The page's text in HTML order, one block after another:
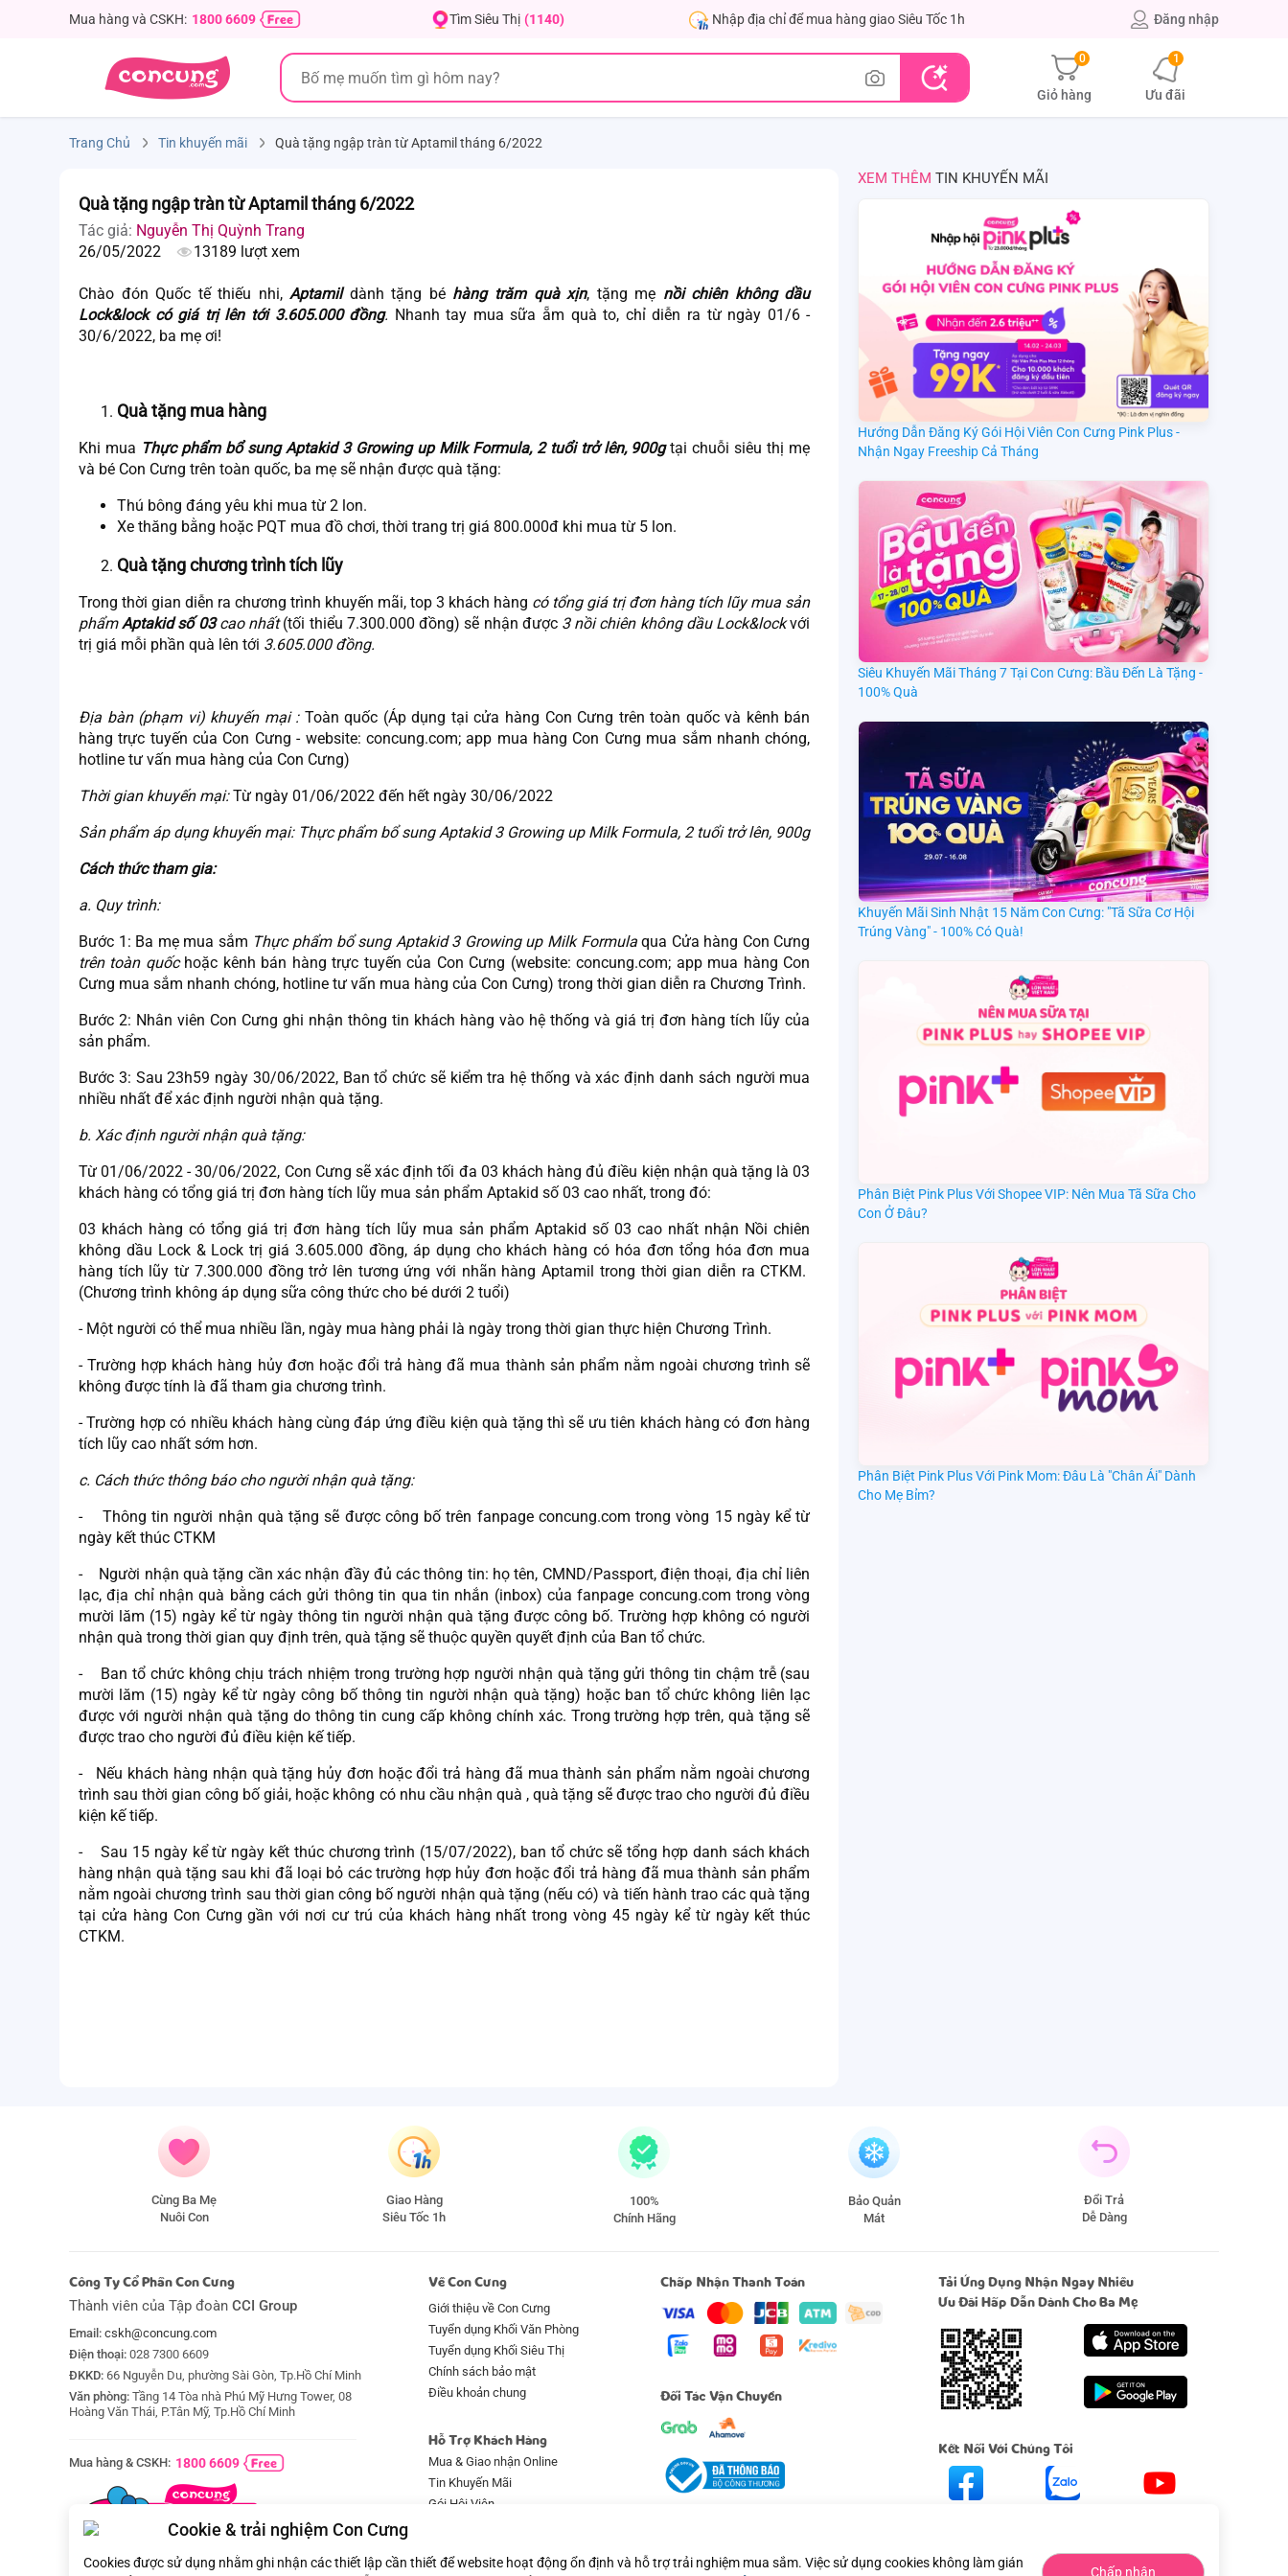
Mua hàng và CSKH: 1800 6609 Tìm Siêu Thị (1140) Nhập địa chỉ để mua hàng giao Siêu Tốc 1h Đăng nhập
0
Giỏ hàng
1
Ưu đãi
Trang Chủ Tin khuyến mãi Quà tặng ngập tràn từ Aptamil tháng 6/2022
Quà tặng ngập tràn từ Aptamil tháng 6/2022
Tác giả: Nguyễn Thị Quỳnh Trang
26/05/2022
13189 lượt xem
Chào đón Quốc tế thiếu nhi,Aptamildành tặng bé hàng trăm quà xịn, tặng mẹ nồi chiên không dầu
Lock&lock có giá trị lên tới 3.605.000 đồng. Nhanh tay mua sữa ẵm quà to, chỉ diễn ra từ ngày 01/6 -
30/6/2022, ba mẹ ơi!
Quà tặng mua hàng
Khi mua Thực phẩm bổ sung Aptakid 3 Growing up Milk Formula, 2 tuổi trở lên, 900gtại chuỗi siêu thị mẹ
và bé Con Cưng trên toàn quốc, ba mẹ sẽ nhận được quà tặng:
Thú bông đáng yêu khi mua từ 2 lon.
Xe thăng bằng hoặc PQT mua đồ chơi, thời trang trị giá 800.000đ khi mua từ 5 lon.
Quà tặng chương trình tích lũy
Trong thời gian diễn ra chương trình khuyến mãi, top 3 khách hàng có tổng giá trị đơn hàng tích lũy mua sản
phẩmAptakid số 03cao nhất(tối thiểu 7.300.000 đồng) sẽ nhận được 3 nồi chiên không dầu Lock&lockvới
trị giá mỗi phần quà lên tới 3.605.000 đồng.
Địa bàn (phạm vi) khuyến mại :Toàn quốc (Áp dụng tại cửa hàng Con Cưng trên toàn quốc và kênh bán
hàng trực tuyến của Con Cưng - website: concung.com; app mua hàng Con Cưng mua sắm nhanh chóng,
hotline tư vấn mua hàng của Con Cưng)
Thời gian khuyến mại:Từ ngày 01/06/2022 đến hết ngày 30/06/2022
Sản phẩm áp dụng khuyến mại: Thực phẩm bổ sung Aptakid 3 Growing up Milk Formula, 2 tuổi trở lên, 900g
Cách thức tham gia:
a. Quy trình:
Bước 1: Ba mẹ mua sắm Thực phẩm bổ sung Aptakid 3 Growing up Milk Formulaqua Cửa hàng Con Cưng
trên toàn quốchoặc kênh bán hàng trực tuyến của Con Cưng (website: concung.com; app mua hàng Con
Cưng mua sắm nhanh chóng, hotline tư vấn mua hàng của Con Cưng) trong thời gian diễn ra Chương Trình.
Bước 2: Nhân viên Con Cưng ghi nhận thông tin khách hàng vào hệ thống và giá trị đơn hàng tích lũy của
sản phẩm.
Bước 3: Sau 23h59 ngày 30/06/2022, Ban tổ chức sẽ kiểm tra hệ thống và xác định danh sách người mua
nhiều nhất để xác định người nhận quà tặng.
b. Xác định người nhận quà tặng:
Từ 01/06/2022 - 30/06/2022, Con Cưng sẽ xác định tối đa 03 khách hàng đủ điều kiện nhận quà tặng là 03
khách hàng có tổng giá trị đơn hàng tích lũy mua sản phẩm Aptakid số 03 cao nhất, trong đó:
03 khách hàng có tổng giá trị đơn hàng tích lũy mua sản phẩm Aptakid số 03 cao nhất nhận Nồi chiên
không dầu Lock & Lock trị giá 3.605.000 đồng, áp dụng cho khách hàng có hóa đơn tổng hóa đơn mua
hàng tích lũy từ 7.300.000 đồng trở lên tương ứng với nhãn hàng Aptamil trong thời gian diễn ra CTKM.
(Chương trình không áp dụng sữa công thức cho bé dưới 2 tuổi)
- Một người có thể mua nhiều lần, ngày mua hàng phải là ngày trong thời gian thực hiện Chương Trình.
- Trường hợp khách hàng hủy đơn hoặc đổi trả hàng đã mua thành sản phẩm nằm ngoài chương trình sẽ
không được tính là đã tham gia chương trình.
- Trường hợp có nhiều khách hàng cùng đáp ứng điều kiện quà tặng thì sẽ ưu tiên khách hàng có đơn hàng
tích lũy cao nhất sớm hơn.
c. Cách thức thông báo cho người nhận quà tặng:
- Thông tin người nhận quà tặng sẽ được công bố trên fanpage concung.com trong vòng 15 ngày kể từ
ngày kết thúc CTKM
- Người nhận quà tặng cần xác nhận đầy đủ các thông tin: họ tên, CMND/Passport, điện thoại, địa chỉ liên
lạc, địa chỉ nhận quà bằng cách gửi thông tin qua tin nhắn (inbox) của fanpage concung.com trong vòng
mười lăm (15) ngày kể từ ngày thông tin người nhận quà tặng được công bố. Trường hợp không có người
nhận quà trong thời gian quy định trên, quà tặng sẽ thuộc quyền quyết định của Ban tổ chức.
- Ban tổ chức không chịu trách nhiệm trong trường hợp người nhận quà tặng gửi thông tin chậm trễ (sau
mười lăm (15) ngày kể từ ngày công bố thông tin người nhận quà tặng) hoặc ban tổ chức không liên lạc
được với người nhận quà tặng do thông tin cung cấp không chính xác. Trong trường hợp trên, quà tặng sẽ
được trao cho người đủ điều kiện kế tiếp.
- Nếu khách hàng nhận quà tặng hủy đơn hoặc đổi trả hàng đã mua thành sản phẩm nằm ngoài chương
trình sau thời gian công bố giải, hoặc không có nhu cầu nhận quà , quà tặng sẽ được trao cho người đủ điều
kiện kế tiếp.
- Sau 15 ngày kể từ ngày kết thúc chương trình (15/07/2022), ban tổ chức sẽ tổng hợp danh sách khách
hàng nhận quà tặng sau khi đã loại bỏ các trường hợp hủy đơn hoặc đổi trả hàng đã mua thành sản phẩm
nằm ngoài chương trình sau thời gian công bố người nhận quà tặng (nếu có) và tiến hành trao các quà tặng
tại cửa hàng Con Cưng gần với nơi cư trú của khách hàng nhất trong vòng 45 ngày kể từ ngày kết thúc
CTKM.
XEM THÊM TIN KHUYẾN MÃI
Hướng Dẫn Đăng Ký Gói Hội Viên Con Cưng Pink Plus -
Nhận Ngay Freeship Cả Tháng
Siêu Khuyến Mãi Tháng 7 Tại Con Cưng: Bầu Đến Là Tặng -
100% Quà
Khuyến Mãi Sinh Nhật 15 Năm Con Cưng: "Tã Sữa Cơ Hội
Trúng Vàng" - 100% Có Quà!
Phân Biệt Pink Plus Với Shopee VIP: Nên Mua Tã Sữa Cho
Con Ở Đâu?
Phân Biệt Pink Plus Với Pink Mom: Đâu Là "Chân Ái" Dành
Cho Mẹ Bỉm?
Cookie & trải nghiệm Con Cưng
Cookies được sử dụng nhằm ghi nhận các thiết lập cần thiết để website hoạt động ổn định và hỗ trợ trải nghiệm mua sắm. Việc sử dụng cookies không làm gián
Chấp nhận
Cùng Ba Mẹ
Nuôi Con
Giao Hàng
Siêu Tốc 1h
100%
Chính Hãng
Bảo Quản
Mát
Đổi Trả
Dễ Dàng
Công Ty Cổ Phần Con Cưng
Thành viên của Tập đoàn CCI Group
Email: cskh@concung.com
Điện thoại: 028 7300 6609
ĐKKD: 66 Nguyễn Du, phường Sài Gòn, Tp.Hồ Chí Minh
Văn phòng: Tầng 14 Tòa nhà Phú Mỹ Hưng Tower, 08
Hoàng Văn Thái, P.Tân Mỹ, Tp.Hồ Chí Minh
Mua hàng & CSKH: 1800 6609
Về Con Cưng
Giới thiệu về Con Cưng
Tuyển dụng Khối Văn Phòng
Tuyển dụng Khối Siêu Thị
Chính sách bảo mật
Điều khoản chung
Hỗ Trợ Khách Hàng
Mua & Giao nhận Online
Tin Khuyến Mãi
Gói Hội Viên
Đổi trả & Hoàn tiền
Chấp Nhận Thanh Toán
Đối Tác Vận Chuyển
Tải Ứng Dụng Nhận Ngay Nhiều
Ưu Đãi Hấp Dẫn Dành Cho Ba Mẹ
Kết Nối Với Chúng Tôi